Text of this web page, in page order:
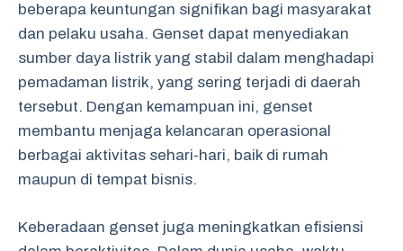
beberapa keuntungan signifikan bagi masyarakat
dan pelaku usaha. Genset dapat menyediakan
sumber daya listrik yang stabil dalam menghadapi
pemadaman listrik, yang sering terjadi di daerah
tersebut. Dengan kemampuan ini, genset
membantu menjaga kelancaran operasional
berbagai aktivitas sehari-hari, baik di rumah
maupun di tempat bisnis.
Keberadaan genset juga meningkatkan efisiensi